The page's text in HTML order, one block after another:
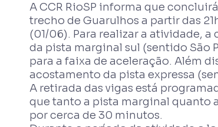
A CCR RioSP informa que
trecho de Guarulhos a partir das
(01/06). Para realizar a atividade,
da pista marginal sul (sentido São
para a faixa de aceleração. Além
acostamento da pista expressa
A retirada das vigas está
que tanto a pista marginal quanto
por cerca de 30 minutos.